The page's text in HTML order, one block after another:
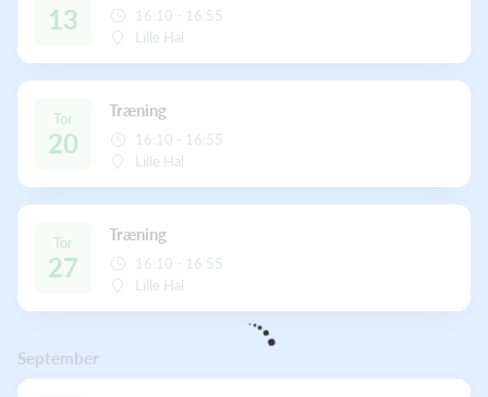
13
16:10 - 16:55
Lille Hal
Tor
20
Træning
16:10 - 16:55
Lille Hal
Tor
27
Træning
16:10 - 16:55
Lille Hal
September